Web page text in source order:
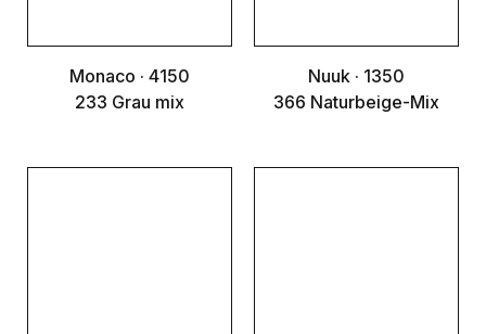
Monaco · 4150
233 Grau mix
Nuuk · 1350
366 Naturbeige-Mix